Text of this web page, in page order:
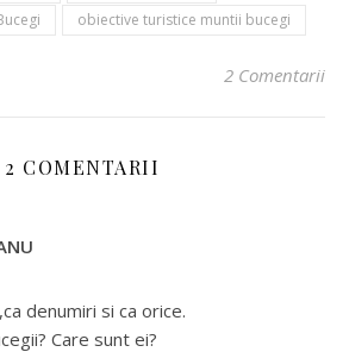
obiective turistice muntii bucegi
2 Comentarii
2 COMENTARII
denumiri si ca orice.
Care sunt ei?